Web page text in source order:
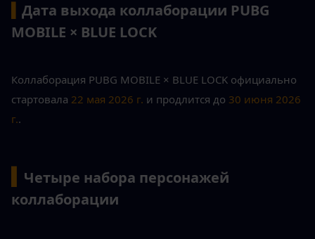
Дата выхода коллаборации PUBG
MOBILE × BLUE LOCK
Коллаборация PUBG MOBILE × BLUE LOCK официально
стартовала 22 мая 2026 г. и продлится до 30 июня 2026
г..
Четыре набора персонажей
коллаборации